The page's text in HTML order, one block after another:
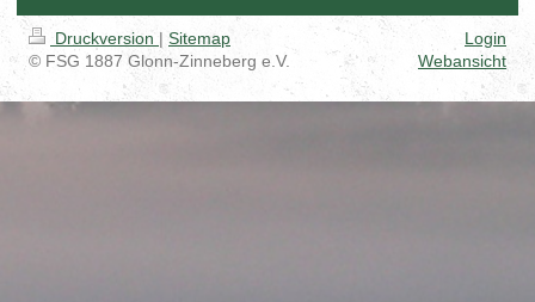
Druckversion | Sitemap
© FSG 1887 Glonn-Zinneberg e.V.
Login
Webansicht